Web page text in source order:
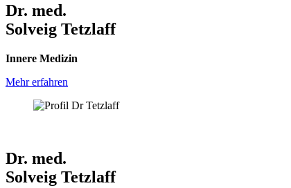
Dr. med.
Solveig Tetzlaff
Innere Medizin
Mehr erfahren
Dr. med.
Solveig Tetzlaff